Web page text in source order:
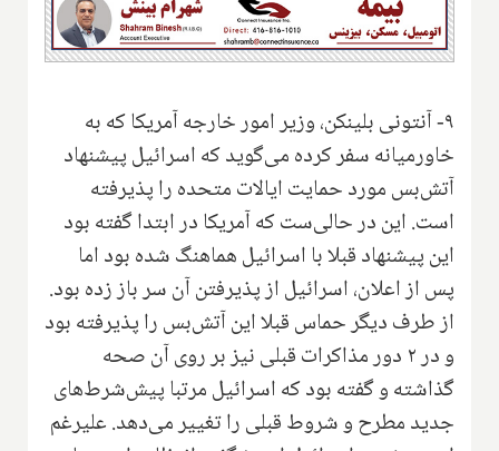
۹- آنتونی بلینکن، وزیر امور خارجه آمریکا که به
خاورمیانه سفر کرده می‌گوید که اسرائیل پیشنهاد
آتش‌بس مورد حمایت ایالات متحده را پذیرفته
است. این در حالی‌ست که آمریکا در ابتدا گفته بود
این پیشنهاد قبلا با اسرائیل هماهنگ شده بود اما
پس از اعلان، اسرائیل از پذیرفتن آن سر باز زده بود.
از طرف دیگر حماس قبلا این آتش‌بس را پذیرفته بود
و در ۲ دور مذاکرات قبلی نیز بر روی آن صحه
گذاشته و گفته بود که اسرائیل مرتبا پیش‌شرط‌های
جدید مطرح و شروط قبلی را تغییر می‌دهد. علیرغم